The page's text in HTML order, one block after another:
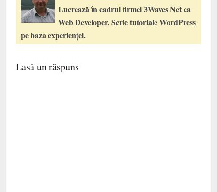
Lucrează în cadrul firmei 3Waves Net ca
Web Developer. Scrie tutoriale WordPress
pe baza experienței.
Lasă un răspuns